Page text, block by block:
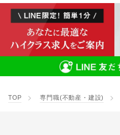
TOP 専門職(不動産・建設)